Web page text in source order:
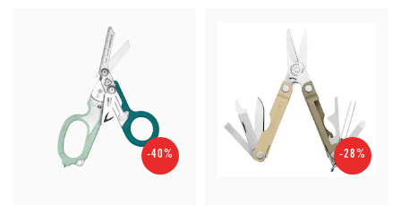
-40% -28%